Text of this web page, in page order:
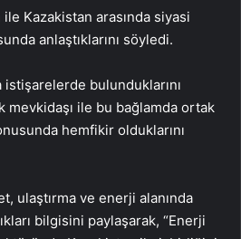
Kazakistan arasında siyasi
anlaştıklarını söyledi.
bulunduklarını
mevkidaşı ile bu bağlamda ortak
hemfikir olduklarını
ulaştırma ve enerji alanında
bilgisini paylaşarak, “Enerji